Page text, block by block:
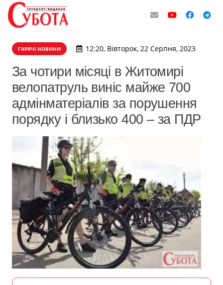
ГАРЯЧІ НОВИНИ 12:20, Вівторок, 22 Серпня, 2023
За чотири місяці в Житомирі
велопатруль виніс майже 700
адмінматеріалів за порушення
порядку і близько 400 – за ПДР